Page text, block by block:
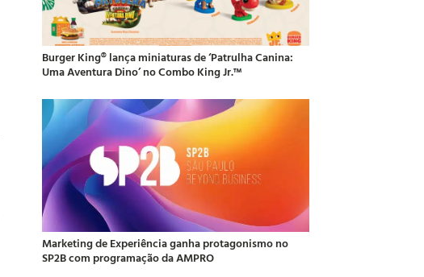
Burger King® lança miniaturas de ‘Patrulha Canina:
Uma Aventura Dino’ no Combo King Jr.™
Marketing de Experiência ganha protagonismo no
SP2B com programação da AMPRO